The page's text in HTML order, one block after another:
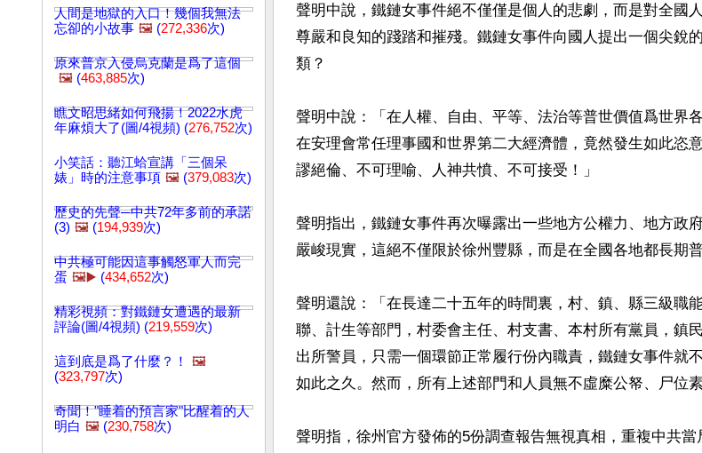
人間是地獄的入口！幾個我無法
忘卻的小故事 🖼️ (272,336次)
原來普京入侵烏克蘭是爲了這個
🖼️ (463,885次)
瞧文昭思緒如何飛揚！2022水虎
年麻煩大了(圖/4視頻) (276,752次)
小笑話：聽江蛤宣講「三個呆
婊」時的注意事項 🖼️ (379,083次)
歷史的先聲─中共72年多前的承諾
(3) 🖼️ (194,939次)
中共極可能因這事觸怒軍人而完
蛋 🖼️▶️ (434,652次)
精彩視頻：對鐵鏈女遭遇的最新
評論(圖/4視頻) (219,559次)
這到底是爲了什麼？！
🖼️
(323,797次)
奇聞！"睡着的預言家"比醒着的人
明白 🖼️ (230,758次)
聲明中說，鐵鏈女事件絕不僅僅是個人的悲劇，而是對全國
尊嚴和良知的踐踏和摧殘。鐵鏈女事件向國人提出一個尖銳
類？
聲明中說：「在人權、自由、平等、法治等普世價值爲世界
在安理會常任理事國和世界第二大經濟體，竟然發生如此恣
謬絕倫、不可理喻、人神共憤、不可接受！」
聲明指出，鐵鏈女事件再次曝露出一些地方公權力、地方政
嚴峻現實，這絕不僅限於徐州豐縣，而是在全國各地都長期普
聲明還說：「在長達二十五年的時間裏，村、鎮、縣三級職
聯、計生等部門，村委會主任、村支書、本村所有黨員，鎮
出所警員，只需一個環節正常履行份內職責，鐵鏈女事件就
如此之久。然而，所有上述部門和人員無不虛糜公帑、尸位
聲明指，徐州官方發佈的5份調查報告無視真相，重複中共當